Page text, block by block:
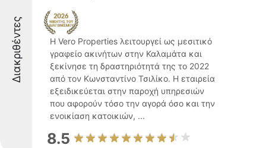
Διακριθέντες
Η Vero Properties λειτουργεί ως μεσιτικό
γραφείο ακινήτων στην Καλαμάτα και
ξεκίνησε τη δραστηριότητά της το 2022
από τον Κωνσταντίνο Τσιλίκο. Η εταιρεία
εξειδικεύεται στην παροχή υπηρεσιών
που αφορούν τόσο την αγορά όσο και την
ενοικίαση κατοικιών, ...
8.5